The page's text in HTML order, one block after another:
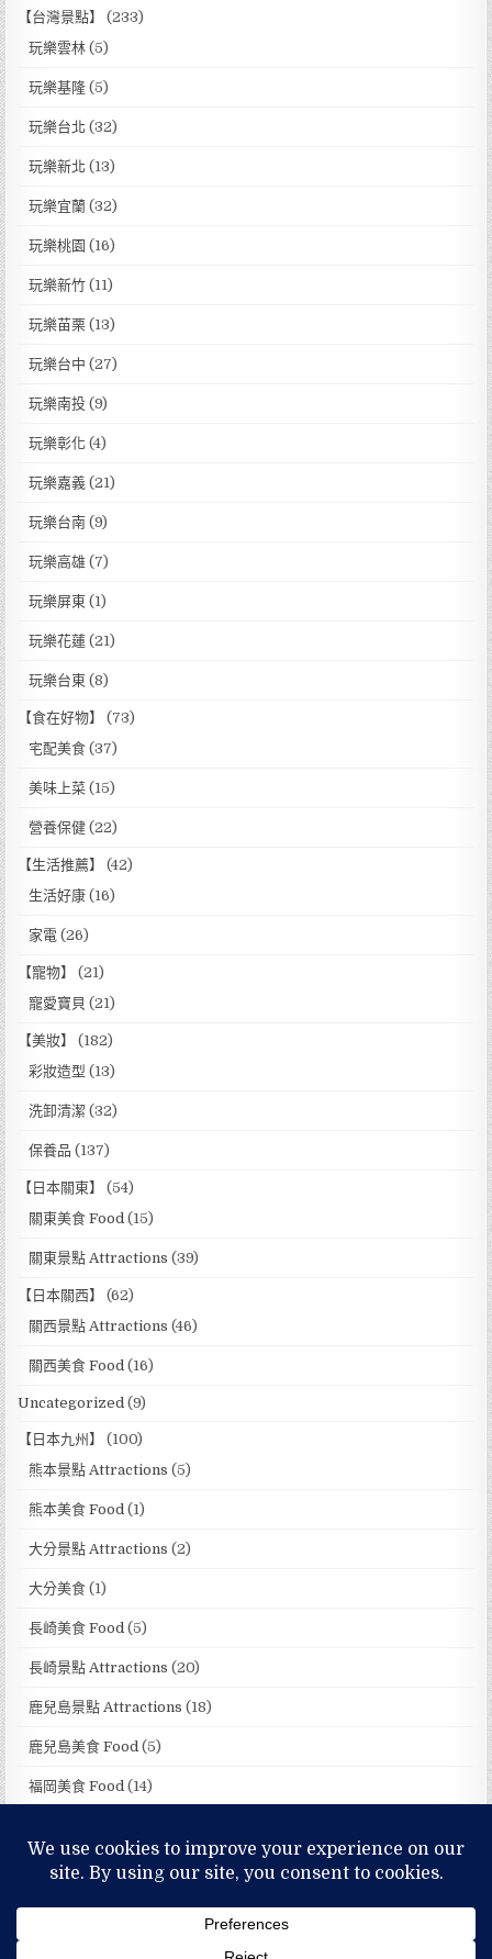
【台灣景點】
(233)
玩樂雲林 (5)
玩樂基隆 (5)
玩樂台北 (32)
玩樂新北 (13)
玩樂宜蘭 (32)
玩樂桃園 (16)
玩樂新竹 (11)
玩樂苗栗 (13)
玩樂台中 (27)
玩樂南投 (9)
玩樂彰化 (4)
玩樂嘉義 (21)
玩樂台南 (9)
玩樂高雄 (7)
玩樂屏東 (1)
玩樂花蓮 (21)
玩樂台東 (8)
【食在好物】
(73)
宅配美食 (37)
美味上菜 (15)
營養保健 (22)
【生活推薦】
(42)
生活好康 (16)
家電 (26)
【寵物】
(21)
寵愛寶貝 (21)
【美妝】
(182)
彩妝造型 (13)
洗卸清潔 (32)
保養品 (137)
【日本關東】
(54)
關東美食 Food (15)
關東景點 Attractions (39)
【日本關西】
(62)
關西景點 Attractions (46)
關西美食 Food (16)
Uncategorized (9)
【日本九州】
(100)
熊本景點 Attractions (5)
熊本美食 Food (1)
大分景點 Attractions (2)
大分美食 (1)
長崎美食 Food (5)
長崎景點 Attractions (20)
鹿兒島景點 Attractions (18)
鹿兒島美食 Food (5)
福岡美食 Food (14)
MENU